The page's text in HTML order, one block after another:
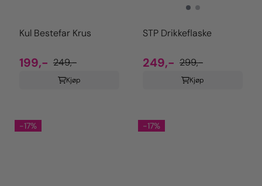
Kul Bestefar Krus
199,- 249,-
Kjøp
STP Drikkeflaske
249,- 299,-
Kjøp
-17% -17%